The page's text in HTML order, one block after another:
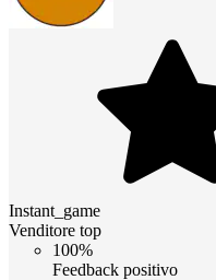
Instant_game
Venditore top
100%
Feedback positivo